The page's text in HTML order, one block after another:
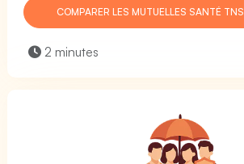
COMPARER LES MUTUELLES SANTÉ TNS
2 minutes